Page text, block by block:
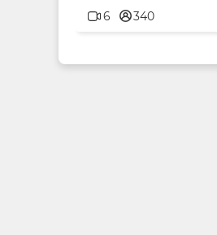
6 userblank340